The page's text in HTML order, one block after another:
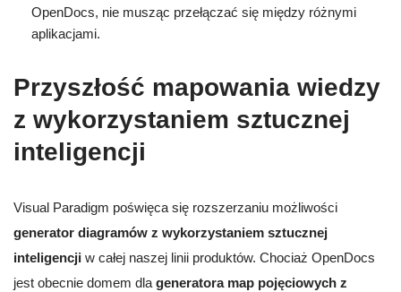
OpenDocs, nie musząc przełączać się między różnymi
aplikacjami.
Przyszłość mapowania wiedzy
z wykorzystaniem sztucznej
inteligencji
Visual Paradigm poświęca się rozszerzaniu możliwości
generator diagramów z wykorzystaniem sztucznej
inteligencji w całej naszej linii produktów. Chociaż OpenDocs
jest obecnie domem dla generatora map pojęciowych z